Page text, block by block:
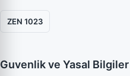
ZEN 1023
Guvenlik ve Yasal Bilgiler